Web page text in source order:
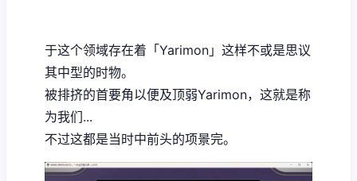
于这个领域存在着「Yarimon」这样不或是思议
其中型的时物。
被排挤的首要角以便及顶弱Yarimon，这就是称
为我们...
不过这都是当时中前头的项景完。